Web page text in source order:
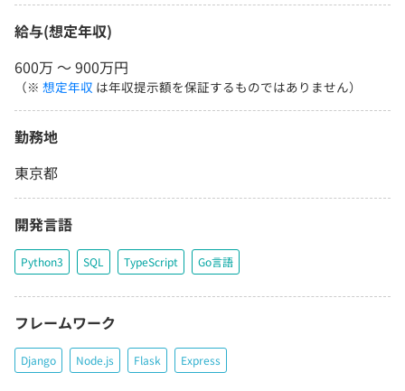
給与(想定年収)
600万 〜 900万円
（※ 想定年収 は年収提示額を保証するものではありません）
勤務地
東京都
開発言語
Python3 SQL TypeScript Go言語
フレームワーク
Django Node.js Flask Express